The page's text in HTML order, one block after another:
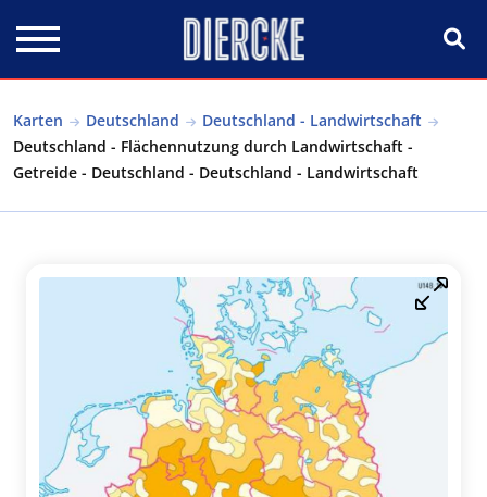
Karten Deutschland
Deutschland - Landwirtschaft
Deutschland - Flächennutzung durch Landwirtschaft -
Getreide - Deutschland - Deutschland - Landwirtschaft